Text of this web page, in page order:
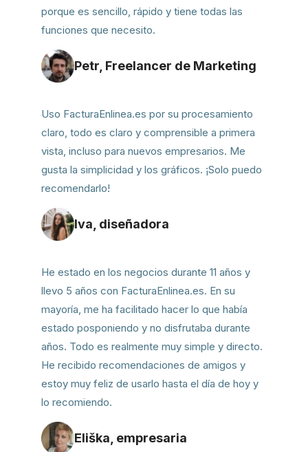
porque es sencillo, rápido y tiene todas las
funciones que necesito.
Petr, Freelancer de Marketing
Uso FacturaEnlinea.es por su procesamiento
claro, todo es claro y comprensible a primera
vista, incluso para nuevos empresarios. Me
gusta la simplicidad y los gráficos. ¡Solo puedo
recomendarlo!
Iva, diseñadora
He estado en los negocios durante 11 años y
llevo 5 años con FacturaEnlinea.es. En su
mayoría, me ha facilitado hacer lo que había
estado posponiendo y no disfrutaba durante
años. Todo es realmente muy simple y directo.
He recibido recomendaciones de amigos y
estoy muy feliz de usarlo hasta el día de hoy y
lo recomiendo.
Eliška, empresaria